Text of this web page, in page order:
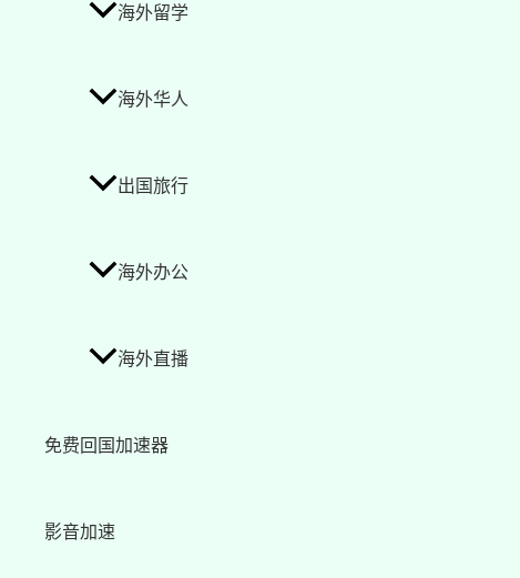
海外留学
海外华人
出国旅行
海外办公
海外直播
免费回国加速器
影音加速